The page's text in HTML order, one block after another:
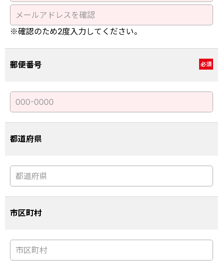
※確認のため2度入力してください。
郵便番号 必須
都道府県
市区町村